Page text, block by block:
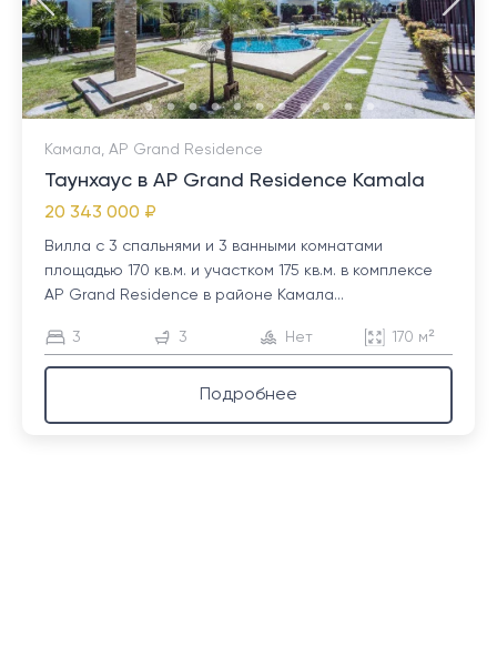
Камала, AP Grand Residence
Таунхаус в AP Grand Residence Kamala
20 343 000 ₽
Вилла с 3 спальнями и 3 ванными комнатами
площадью 170 кв.м. и участком 175 кв.м. в комплексе
AP Grand Residence в районе Камала...
3 3 Нет 170 м²
Подробнее